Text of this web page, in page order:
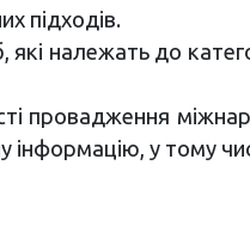
підходів.
належать до
провадження
у тому